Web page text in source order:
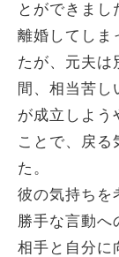
とができまし
離婚してしま
たが、元夫は
間、相当苦し
が成立しよう
ことで、戻る
た。
彼の気持ちを
勝手な言動へ
相手と自分に